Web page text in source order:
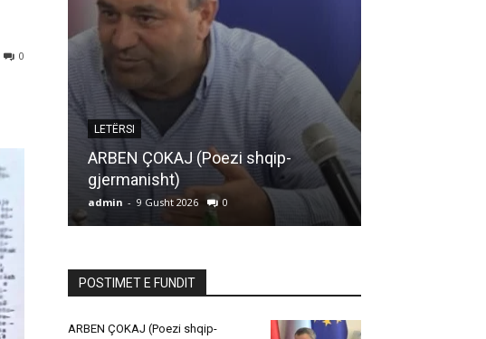
0
LETËRSI
ARBEN ÇOKAJ (Poezi shqip-
gjermanisht)
admin - 9 Gusht 2026 0
POSTIMET E FUNDIT
ARBEN ÇOKAJ (Poezi shqip-